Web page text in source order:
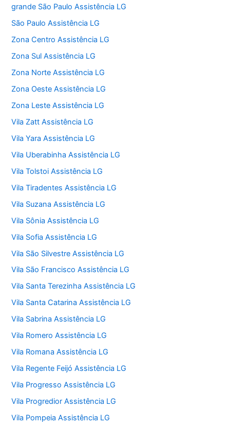
grande São Paulo Assistência LG
São Paulo Assistência LG
Zona Centro Assistência LG
Zona Sul Assistência LG
Zona Norte Assistência LG
Zona Oeste Assistência LG
Zona Leste Assistência LG
Vila Zatt Assistência LG
Vila Yara Assistência LG
Vila Uberabinha Assistência LG
Vila Tolstoi Assistência LG
Vila Tiradentes Assistência LG
Vila Suzana Assistência LG
Vila Sônia Assistência LG
Vila Sofia Assistência LG
Vila São Silvestre Assistência LG
Vila São Francisco Assistência LG
Vila Santa Terezinha Assistência LG
Vila Santa Catarina Assistência LG
Vila Sabrina Assistência LG
Vila Romero Assistência LG
Vila Romana Assistência LG
Vila Regente Feijó Assistência LG
Vila Progresso Assistência LG
Vila Progredior Assistência LG
Vila Pompeia Assistência LG